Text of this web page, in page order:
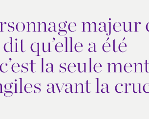
majeur
qu’elle a été
la seule
avant la